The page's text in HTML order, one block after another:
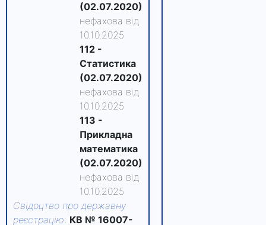
(02.07.2020)
нефахова від
10.10.2025
112 -
Статистика
(02.07.2020)
нефахова від
10.10.2025
113 -
Прикладна
математика
(02.07.2020)
нефахова від
10.10.2025
Свідоцтво про державну
реєстрацію: КВ № 16007-